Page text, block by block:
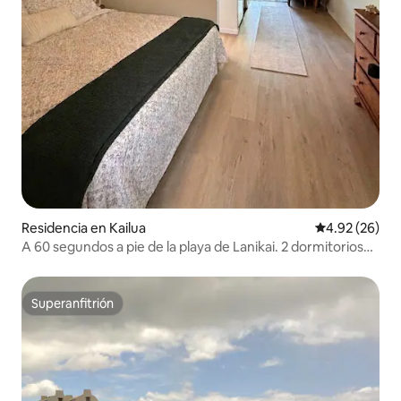
Residencia en Kailua Calificación
4.92 (26)
A 60 segundos a pie de la playa de Lanikai. 2 dormitorios
Superanfitrión
Superanfitrión